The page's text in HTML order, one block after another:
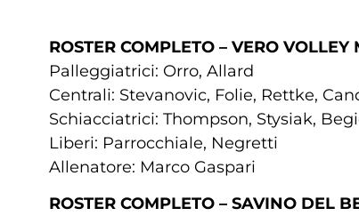
ROSTER COMPLETO – VERO
Palleggiatrici: Orro, Allard
Centrali: Stevanovic, Folie, Rettke,
Schiacciatrici: Thompson, Stysiak,
Liberi: Parrocchiale, Negretti
Allenatore: Marco Gaspari
ROSTER COMPLETO – SAVINO DEL